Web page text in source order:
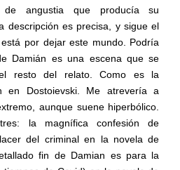
de angustia que producía su
descripción es precisa, y sigue el
por dejar este mundo. Podría
Damián es una escena que se
resto del relato. Como es la
en Dostoievski. Me atrevería a
aunque suene hiperbólico.
la magnífica confesión de
del criminal en la novela de
fin de Damian es para la